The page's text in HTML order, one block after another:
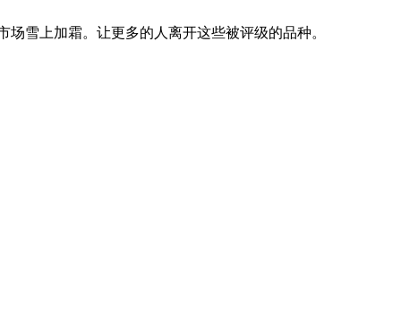
雪上加霜。让更多的人离开这些被评级的品种。